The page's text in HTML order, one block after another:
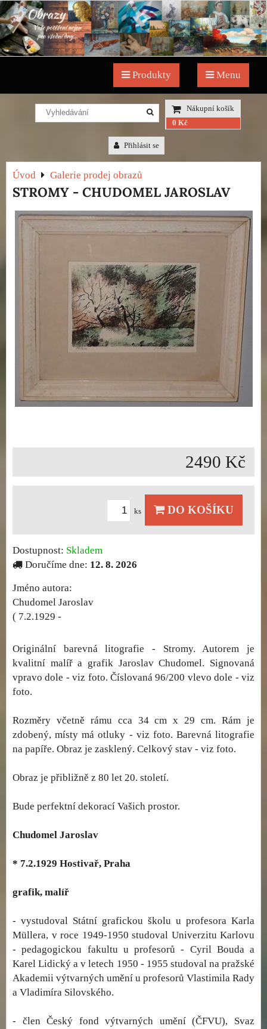
Produkty Menu
Nákupní košík
0 Kč
Přihlásit se
Úvod Galerie prodej obrazů
STROMY - CHUDOMEL JAROSLAV
2490 Kč
ks DO KOŠÍKU
Dostupnost: Skladem
Doručíme dne: 12. 8. 2026
Jméno autora:
Chudomel Jaroslav
( 7.2.1929 -
Originální barevná litografie - Stromy. Autorem je
kvalitní malíř a grafik Jaroslav Chudomel. Signovaná
vpravo dole - viz foto. Číslovaná 96/200 vlevo dole - viz
foto.
Rozměry včetně rámu cca 34 cm x 29 cm. Rám je
zdobený, místy má otluky - viz foto. Barevná litografie
na papíře. Obraz je zasklený. Celkový stav - viz foto.
Obraz je přibližně z 80 let 20. století.
Bude perfektní dekorací Vašich prostor.
Chudomel Jaroslav
* 7.2.1929 Hostivař, Praha
grafik, malíř
- vystudoval Státní grafickou školu u profesora Karla
Müllera, v roce 1949-1950 studoval Univerzitu Karlovu
- pedagogickou fakultu u profesorů - Cyril Bouda a
Karel Lidický a v letech 1950 - 1955 studoval na pražské
Akademii výtvarných umění u profesorů Vlastimila Rady
a Vladimíra Silovského.
- člen Český fond výtvarných umění (ČFVU), Svaz